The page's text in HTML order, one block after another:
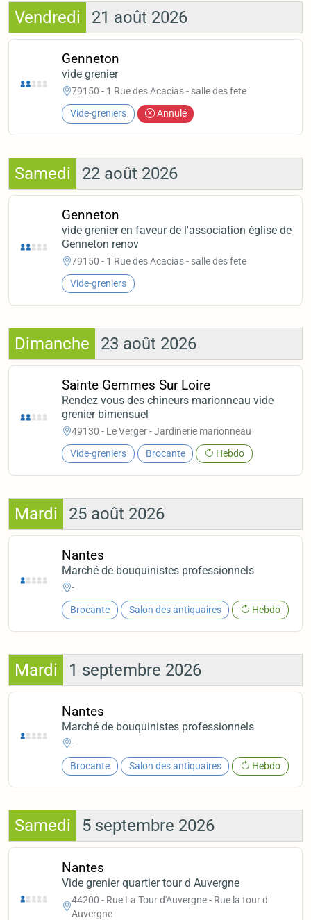
Vendredi 21 août 2026
Genneton
vide grenier
79150 - 1 Rue des Acacias - salle des fete
Vide-greniers Annulé
Samedi 22 août 2026
Genneton
vide grenier en faveur de l'association église de
Genneton renov
79150 - 1 Rue des Acacias - salle des fete
Vide-greniers
Dimanche 23 août 2026
Sainte Gemmes Sur Loire
Rendez vous des chineurs marionneau vide
grenier bimensuel
49130 - Le Verger - Jardinerie marionneau
Vide-greniers Brocante Hebdo
Mardi 25 août 2026
Nantes
Marché de bouquinistes professionnels
-
Brocante Salon des antiquaires Hebdo
Mardi 1 septembre 2026
Nantes
Marché de bouquinistes professionnels
-
Brocante Salon des antiquaires Hebdo
Samedi 5 septembre 2026
Nantes
Vide grenier quartier tour d Auvergne
44200 - Rue La Tour d'Auvergne - Rue la tour d
Auvergne